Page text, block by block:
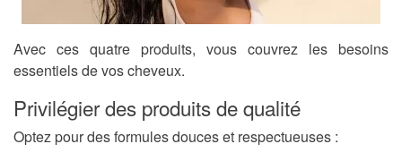
Avec ces quatre produits, vous couvrez les besoins
essentiels de vos cheveux.
Privilégier des produits de qualité
Optez pour des formules douces et respectueuses :